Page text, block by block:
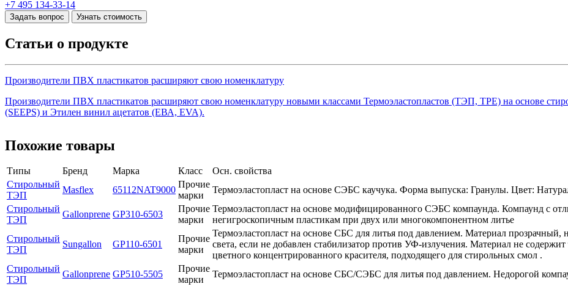
+7 495 134-33-14
Задать вопрос Узнать стоимость
Статьи о продукте
Производители ПВХ пластикатов расширяют свою номенклатуру
Производители ПВХ пластикатов расширяют свою номенклатуру новыми классами Термоэластопластов (ТЭП, TPE) на основе
(SEEPS) и Этилен винил ацетатов (ЕВА, EVA).
Похожие товары
Типы Бренд Марка Класс
Осн. свойства
Стирольный
ТЭП
Masflex 65112NAT9000
Прочие
марки
Термоэластопласт на основе СЭБС каучука. Форма выпуска: Гранулы. Цвет:
Стирольный
ТЭП
Gallonprene GP310-6503
Прочие
марки
Термоэластопласт на основе модифицированного СЭБС компаунда. Компаунд с
негигроскопичным пластикам при двух или многокомпонентном литье
Стирольный
ТЭП
Sungallon GP110-6501
Прочие
марки
Термоэластопласт на основе СБС для литья под давлением. Материал прозрачный,
света, если не добавлен стабилизатор против УФ-излучения. Материал не
цветного концентрированного красителя, подходящего для стирольных смол .
Стирольный
ТЭП
Gallonprene GP510-5505
Прочие
марки
Термоэластопласт на основе СБС/СЭБС для литья под давлением. Недорогой